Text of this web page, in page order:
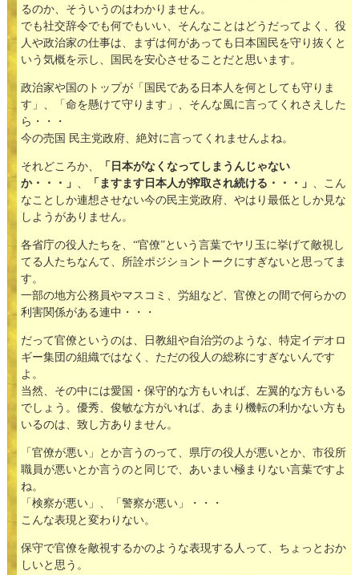
るのか、そういうのはわかりません。
でも社交辞令でも何でもいい、そんなことはどうだってよく、役
人や政治家の仕事は、まずは何があっても日本国民を守り抜くと
いう気概を示し、国民を安心させることだと思います。
政治家や国のトップが「国民である日本人を何としても守りま
す」、「命を懸けて守ります」、そんな風に言ってくれさえした
ら・・・
今の売国 民主党政府、絶対に言ってくれませんよね。
それどころか、
「日本がなくなってしまうんじゃない
か・・・」 、 「ますます日本人が搾取され続ける・・・」 、こん
なことしか連想させない今の民主党政府、やはり最低としか見な
しようがありません。
各省庁の役人たちを、“官僚”という言葉でヤリ玉に挙げて敵視し
てる人たちなんて、所詮ポジショントークにすぎないと思ってま
す。
一部の地方公務員やマスコミ、労組など、官僚との間で何らかの
利害関係がある連中・・・
だって官僚というのは、日教組や自治労のような、特定イデオロ
ギー集団の組織ではなく、ただの役人の総称にすぎないんです
よ。
当然、その中には愛国・保守的な方もいれば、左翼的な方もいる
でしょう。優秀、俊敏な方がいれば、あまり機転の利かない方も
いるのは、致し方ありません。
「官僚が悪い」とか言うのって、県庁の役人が悪いとか、市役所
職員が悪いとか言うのと同じで、あいまい極まりない言葉ですよ
ね。
「検察が悪い」、「警察が悪い」・・・
こんな表現と変わりない。
保守で官僚を敵視するかのような表現する人って、ちょっとおか
しいと思う。